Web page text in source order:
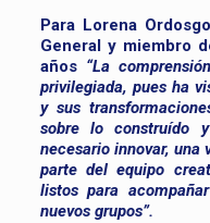
Para Lorena
General y miembro
años “La
privilegiada, pues ha
y sus
sobre lo construído
necesario innovar, una
parte del equipo
listos para
nuevos grupos”.